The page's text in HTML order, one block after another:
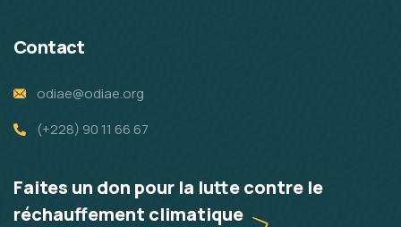
Contact
odiae@odiae.org
(+228) 90 11 66 67
Faites un don pour la lutte contre le
réchauffement climatique